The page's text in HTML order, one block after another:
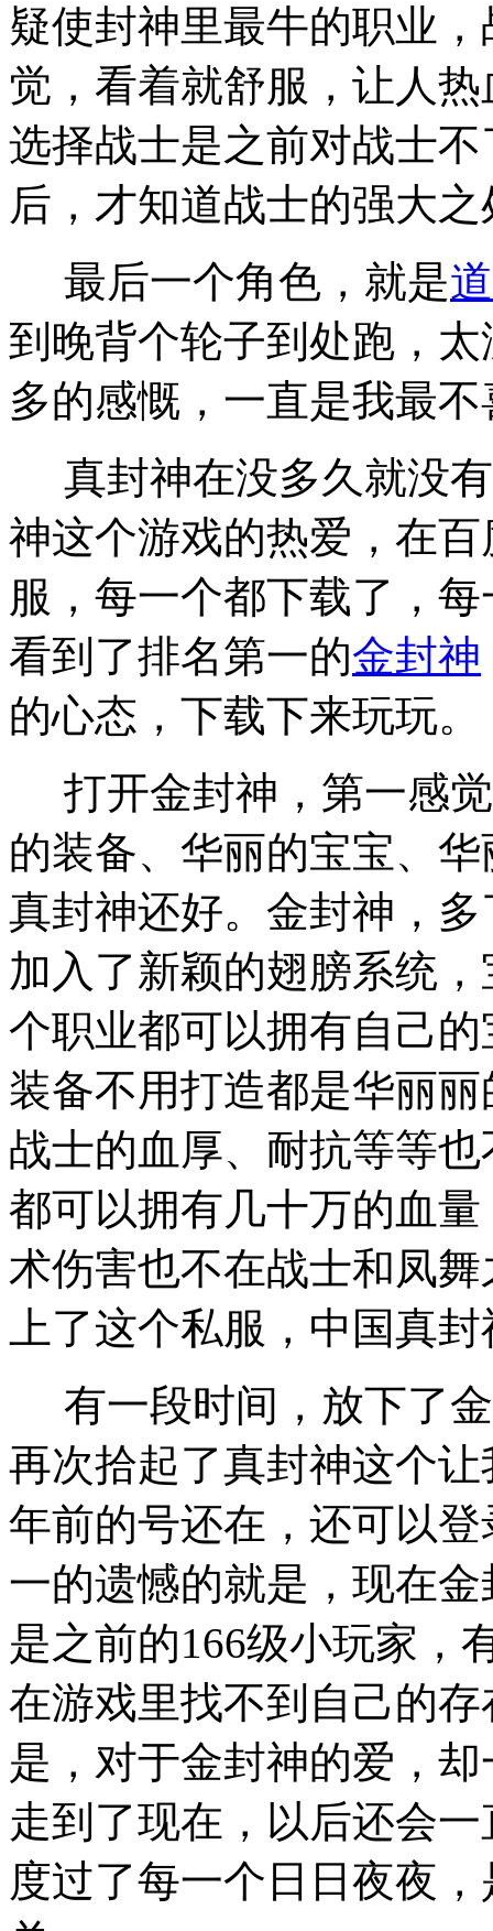
疑使封神里最牛的职业
觉，看着就舒服，让人
选择战士是之前对战士
后，才知道战士的强大之
最后一个角色，就是
到晚背个轮子到处跑，
多的感慨，一直是我最
真封神在没多久就没
神这个游戏的热爱，在
服，每一个都下载了，
看到了排名第一的金封神
的心态，下载下来玩玩。
打开金封神，第一感
的装备、华丽的宝宝、
真封神还好。金封神，
加入了新颖的翅膀系统
个职业都可以拥有自己
装备不用打造都是华丽
战士的血厚、耐抗等等
都可以拥有几十万的血
术伤害也不在战士和凤
上了这个私服，中国真
有一段时间，放下了
再次拾起了真封神这个
年前的号还在，还可以
一的遗憾的就是，现在
是之前的166级小玩家，
在游戏里找不到自己的
是，对于金封神的爱，
走到了现在，以后还会
度过了每一个日日夜夜